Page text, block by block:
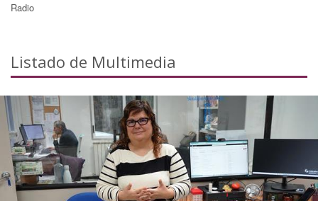
Radio
Listado de Multimedia